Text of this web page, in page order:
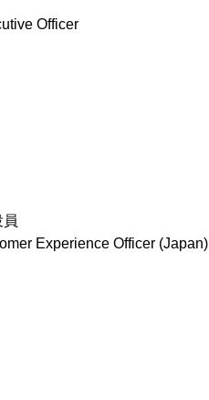
Officer
Experience Officer (Japan)